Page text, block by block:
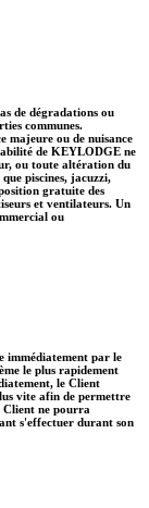
de dégradations ou
communes.
majeure ou de nuisance
de KEYLODGE ne
ou toute altération du
piscines, jacuzzi,
gratuite des
et ventilateurs. Un
ou
immédiatement par le
le plus rapidement
le Client
vite afin de permettre
Client ne pourra
s'effectuer durant son